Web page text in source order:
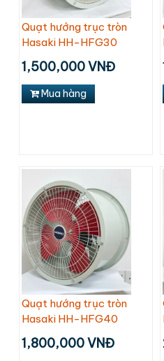
Quạt hướng trục tròn
Hasaki HH-HFG30
1,500,000 VNĐ
Mua hàng
Quạt hướng trục tròn
Hasaki HH-HFG40
1,800,000 VNĐ